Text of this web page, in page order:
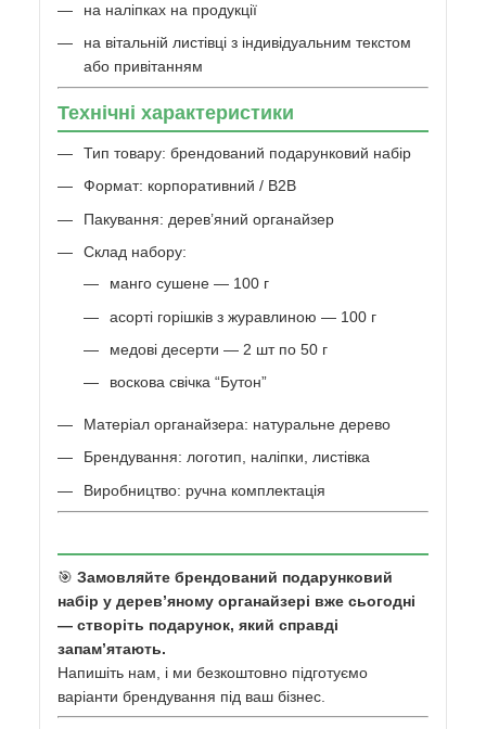
на наліпках на продукції
на вітальній листівці з індивідуальним текстом
або привітанням
Технічні характеристики
Тип товару: брендований подарунковий набір
Формат: корпоративний / B2B
Пакування: дерев’яний органайзер
Склад набору:
манго сушене — 100 г
асорті горішків з журавлиною — 100 г
медові десерти — 2 шт по 50 г
воскова свічка “Бутон”
Матеріал органайзера: натуральне дерево
Брендування: логотип, наліпки, листівка
Виробництво: ручна комплектація
🎯 Замовляйте брендований подарунковий
набір у дерев’яному органайзері вже сьогодні
— створіть подарунок, який справді
запам’ятають.
Напишіть нам, і ми безкоштовно підготуємо
варіанти брендування під ваш бізнес.